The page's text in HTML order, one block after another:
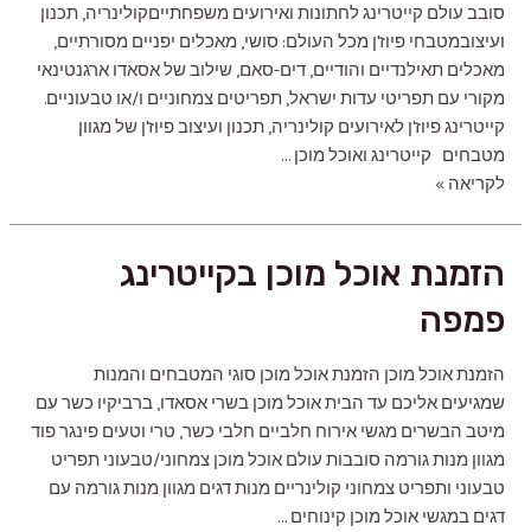
סובב עולם קייטרינג לחתונות ואירועים משפחתייםקולינריה, תכנון
ועיצובמטבחי פיוז'ן מכל העולם: סושי, מאכלים יפניים מסורתיים,
מאכלים תאילנדיים והודיים, דים-סאם, שילוב של אסאדו ארגנטינאי
מקורי עם תפריטי עדות ישראל, תפריטים צמחוניים ו/או טבעוניים.
קייטרינג פיוז'ן לאירועים קולינריה, תכנון ועיצוב פיוז'ן של מגוון
מטבחים קייטרינג ואוכל מוכן …
קייטרינג
לקריאה »
הזמנת אוכל מוכן בקייטרינג
פמפה
הזמנת אוכל מוכן הזמנת אוכל מוכן סוגי המטבחים והמנות
שמגיעים אליכם עד הבית אוכל מוכן בשרי אסאדו, ברביקיו כשר עם
מיטב הבשרים מגשי אירוח חלביים חלבי כשר, טרי וטעים פינגר פוד
מגוון מנות גורמה סובבות עולם אוכל מוכן צמחוני/טבעוני תפריט
טבעוני ותפריט צמחוני קולינריים מנות דגים מגוון מנות גורמה עם
דגים במגשי אוכל מוכן קינוחים …